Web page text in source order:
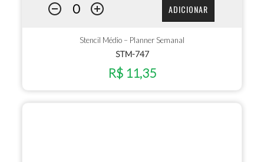
ADICIONAR
Stencil Médio – Planner Semanal
STM-747
R$ 11,35